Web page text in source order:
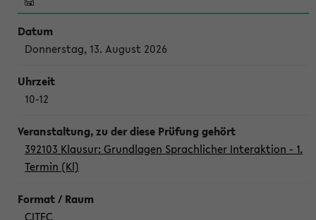
Donnerstag, 13. August 2026
10-12
392103 Klausur: Grundlagen Sprachlicher Interaktion - 1.
Termin (Kl)
CITEC